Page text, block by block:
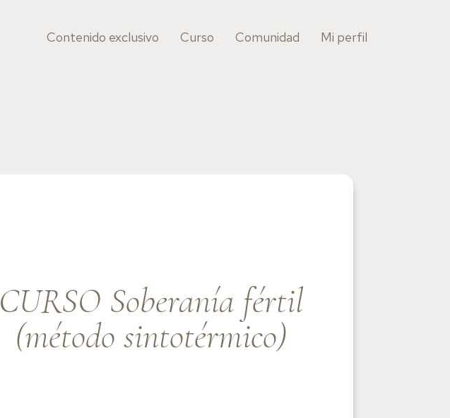
Contenido exclusivo Curso Comunidad Mi perfil
CURSO Soberanía fértil
(método sintotérmico)